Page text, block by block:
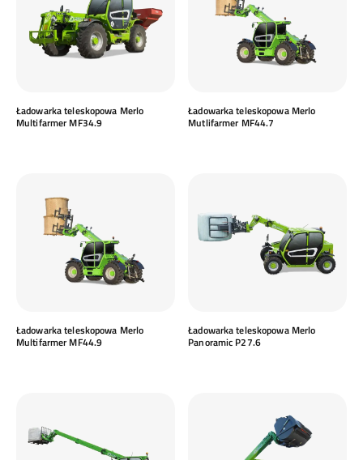
Ładowarka teleskopowa Merlo
Multifarmer MF34.9
Ładowarka teleskopowa Merlo
Mutlifarmer MF44.7
Ładowarka teleskopowa Merlo
Multifarmer MF44.9
Ładowarka teleskopowa Merlo
Panoramic P27.6